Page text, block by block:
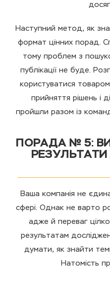
Наступний метод, як
формат цінних порад.
тому проблем з
публікації не буде.
користуватися
прийняття рішень і
пройшли разом із
ПОРАДА № 5:
Ваша компанія не
сфері. Однак не варто
адже й переваг
результатам
думати, як знайти
Натомість